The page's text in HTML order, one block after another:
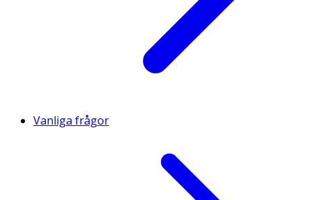
Vanliga frågor